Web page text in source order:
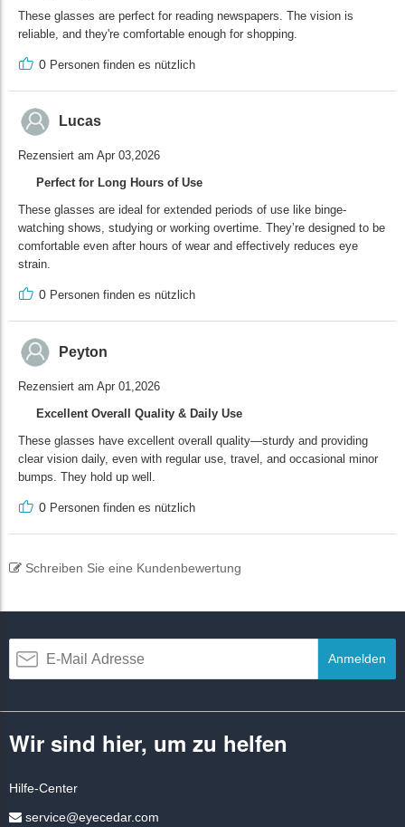
These glasses are perfect for reading newspapers. The vision is
reliable, and they're comfortable enough for shopping.
0 Personen finden es nützlich
Lucas
Rezensiert am Apr 03,2026
Perfect for Long Hours of Use
These glasses are ideal for extended periods of use like binge-
watching shows, studying or working overtime. They’re designed to be
comfortable even after hours of wear and effectively reduces eye
strain.
0 Personen finden es nützlich
Peyton
Rezensiert am Apr 01,2026
Excellent Overall Quality & Daily Use
These glasses have excellent overall quality—sturdy and providing
clear vision daily, even with regular use, travel, and occasional minor
bumps. They hold up well.
0 Personen finden es nützlich
Schreiben Sie eine Kundenbewertung
Anmelden
Wir sind hier, um zu helfen
Hilfe-Center
service@eyecedar.com